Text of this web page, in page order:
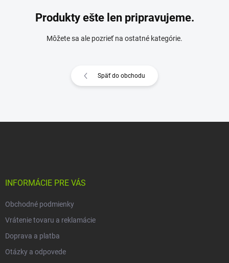
Produkty ešte len pripravujeme.
Môžete sa ale pozrieť na ostatné kategórie.
Späť do obchodu
INFORMÁCIE PRE VÁS
Obchodné podmienky
Vrátenie tovaru a reklamácie
Doprava a platba
Otázky a odpovede